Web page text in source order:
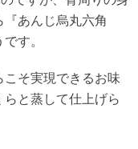
あんじ烏丸六角
す。
そ実現できるお味
と蒸して仕上げら